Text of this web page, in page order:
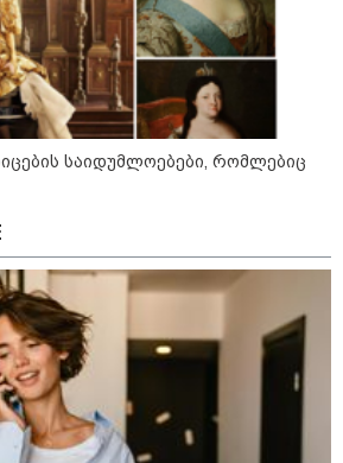
მკვლელობა პირდაპირ ეთერში:
ცნობილ "ტიკტოკერს" ლაივის
დროს ესროლეს, ის ადგილზე
გარდაიცვალა - რას ამბობს
მომხდარზე მექსიკის პოლიცია
23:15 / 06-08-2026
სახალისო შემთხვევის მოწმენი
გახდნენ
10:52 / 06-08-2026
ვაშინგტონს რაკეტების
დეფიციტი აქვს? - მედიის
ცნობით, დონალდ ტრამპი პიტ
ჰეგსეთს დაუპირისპირდა:
დეტალები
საიდუმლოებები, რომლებიც